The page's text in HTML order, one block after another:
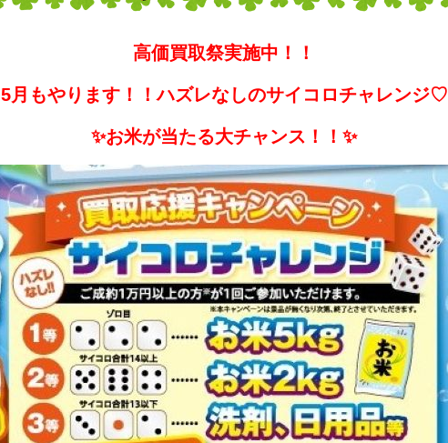
高価買取祭実施中！！
5月もやります！！ハズレなしのサイコロチャレンジ♡
✨お米が当たる大チャンス！！✨